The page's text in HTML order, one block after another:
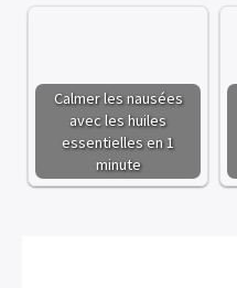
Calmer les nausées
avec les huiles
essentielles en 1
minute